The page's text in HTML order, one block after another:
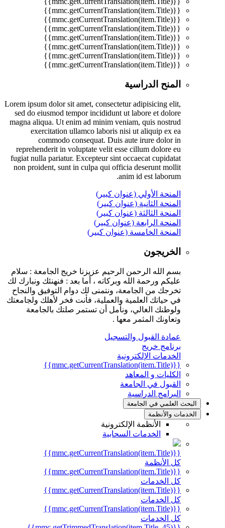
{{mmc.getCurrentTranslation(item.Title)}}
{{mmc.getCurrentTranslation(item.Title)}}
{{mmc.getCurrentTranslation(item.Title)}}
{{mmc.getCurrentTranslation(item.Title)}}
{{mmc.getCurrentTranslation(item.Title)}}
{{mmc.getCurrentTranslation(item.Title)}}
{{mmc.getCurrentTranslation(item.Title)}}
المنح الدراسية
Lorem ipsum dolor sit amet, consectetur adipisicing elit,
sed do eiusmod tempor incididunt ut labore et dolore
magna aliqua. Ut enim ad minim veniam, quis nostrud
exercitation ullamco laboris nisi ut aliquip ex ea
commodo consequat. Duis aute irure dolor in
reprehenderit in voluptate velit esse cillum dolore eu
fugiat nulla pariatur. Excepteur sint occaecat cupidatat
non proident, sunt in culpa qui officia deserunt mollit
anim id est laborum.
المنحة الأولي (عنوان كبير)
المنحة الثانية (عنوان كبير)
المنحة الثالثة (عنوان كبير)
المنحة الرابعة (عنوان كبير)
المنحة الخامسة (عنوان كبير)
الخريجون
بسم الله الرحمن الرحيم عزيزنا خريج الجامعة : سلام
عليكم ورحمة الله وبركاته ، أما بعد : فنهنئك ونبارك لك
تخرجك من الجامعة، ونتمنى لك دوام التوفيق والنجاح
في حياتك العلمية والعملية، فأنت فخر لأهلك ولجامعتك
ولوطنك الغالي، ونأمل أن تستمر صلتك بالجامعة
وتعاونك المثمر معها .
عمادة القبول والتسجيل
برنامج خريج
الخدمات الإلكترونية
{{mmc.getCurrentTranslation(item.Title)}}
الكليات و المعاهد
القبول في الجامعة
البرامج الدراسية
البحث العلمي في الجامعة
الخدمات والأنظمة
الأنظمة الإلكترونية
الخدمات السحابية
{{mmc.getCurrentTranslation(item.Title)}}
كل الأنظمة
{{mmc.getCurrentTranslation(item.Title)}}
كل الخدمات
{{mmc.getCurrentTranslation(item.Title)}}
كل الخدمات
{{mmc.getCurrentTranslation(item.Title)}}
كل الخدمات